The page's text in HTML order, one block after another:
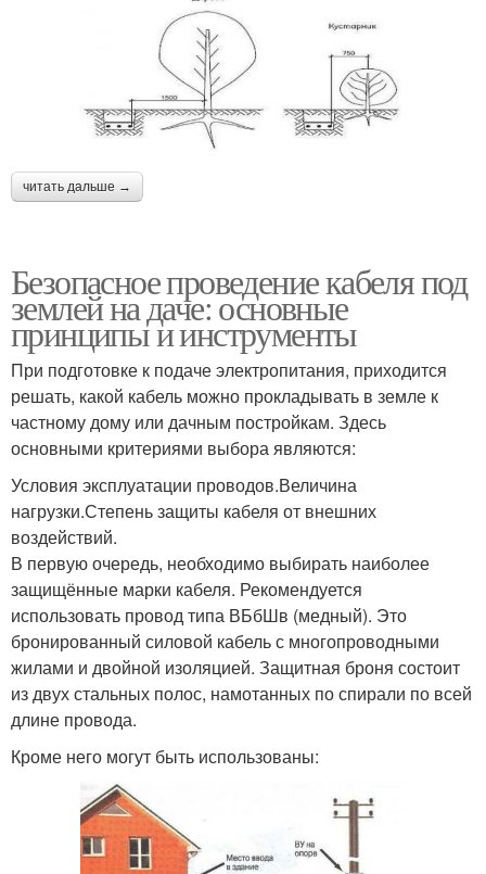
читать дальше →
Безопасное проведение кабеля под
землей на даче: основные
принципы и инструменты
При подготовке к подаче электропитания, приходится
решать, какой кабель можно прокладывать в земле к
частному дому или дачным постройкам. Здесь
основными критериями выбора являются:
Условия эксплуатации проводов.Величина
нагрузки.Степень защиты кабеля от внешних
воздействий.
В первую очередь, необходимо выбирать наиболее
защищённые марки кабеля. Рекомендуется
использовать провод типа ВБбШв (медный). Это
бронированный силовой кабель с многопроводными
жилами и двойной изоляцией. Защитная броня состоит
из двух стальных полос, намотанных по спирали по всей
длине провода.
Кроме него могут быть использованы: